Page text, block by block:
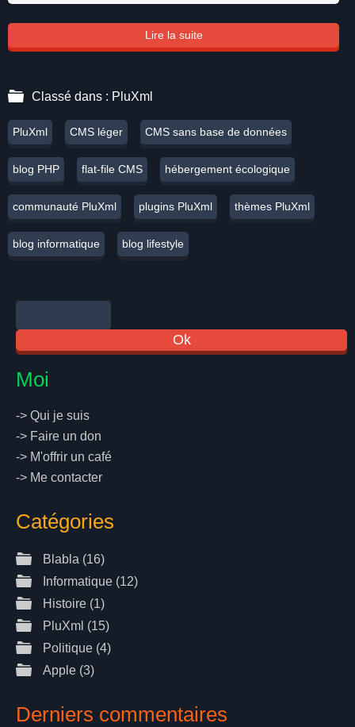
Lire la suite
Classé dans : PluXml
PluXml CMS léger CMS sans base de données
blog PHP flat-file CMS hébergement écologique
communauté PluXml plugins PluXml thèmes PluXml
blog informatique blog lifestyle
Moi
-> Qui je suis
-> Faire un don
-> M'offrir un café
-> Me contacter
Catégories
Blabla (16)
Informatique (12)
Histoire (1)
PluXml (15)
Politique (4)
Apple (3)
Derniers commentaires